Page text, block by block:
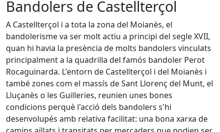
Bandolers de Castellterçol
A Castellterçol i a tota la zona del Moianès, el
bandolerisme va ser molt actiu a principi del segle XVII,
quan hi havia la presència de molts bandolers vinculats
principalment a la quadrilla del famós bandoler Perot
Rocaguinarda. L'entorn de Castellterçol i del Moianès i
també zones com el massís de Sant Llorenç del Munt, el
Lluçanès o les Guilleries, reunien unes bones
condicions perquè l'acció dels bandolers s'hi
desenvolupés amb relativa facilitat: una bona xarxa de